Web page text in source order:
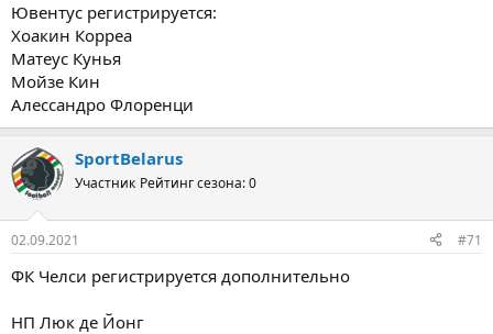
Ювентус регистрируется:
Хоакин Корреа
Матеус Кунья
Мойзе Кин
Алессандро Флоренци
SportBelarus
Участник Рейтинг сезона: 0
02.09.2021 #71
ФК Челси регистрируется дополнительно
НП Люк де Йонг